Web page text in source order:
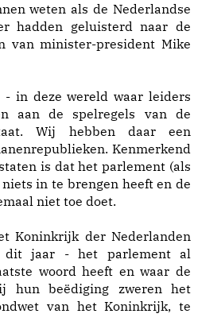
weten als de Nederlandse
hadden geluisterd naar de
van minister-president Mike
in deze wereld waar leiders
aan de spelregels van de
Wij hebben daar een
Kenmerkend
is dat het parlement (als
in te brengen heeft en de
niet toe doet.
Koninkrijk der Nederlanden
jaar - het parlement al
woord heeft en waar de
hun beëdiging zweren het
van het Koninkrijk, te